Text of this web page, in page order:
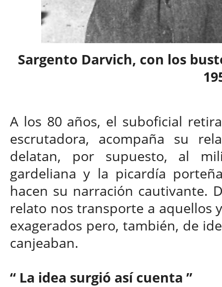
Sargento Darvich, con los
A los 80 años, el suboficial
escrutadora, acompaña su
delatan, por supuesto, al
gardeliana y la picardía
hacen su narración cautivante.
relato nos transporte a aquellos
exagerados pero, también, de
canjeaban.
“ La idea surgió así cuenta ”